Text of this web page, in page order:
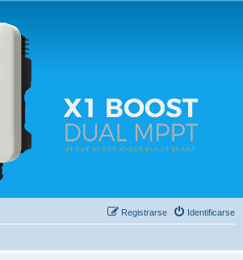
sobre inversores solares Solax y temas relacionados.
Identificarse
Registrarse